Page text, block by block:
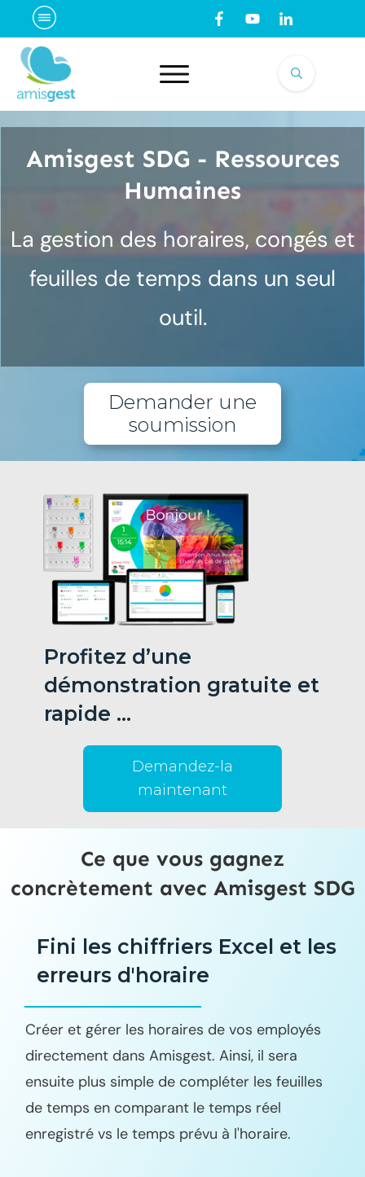
Amisgest SDG - Ressources
Humaines
La gestion des horaires, congés et
feuilles de temps dans un seul
outil.
Demander une
soumission
Profitez d’une
démonstration gratuite et
rapide …
Demandez-la
maintenant
Ce que vous gagnez
concrètement avec Amisgest SDG
Fini les chiffriers Excel et les
erreurs d'horaire
Créer et gérer les horaires de vos employés
directement dans Amisgest. Ainsi, il sera
ensuite plus simple de compléter les feuilles
de temps en comparant le temps réel
enregistré vs le temps prévu à l'horaire.